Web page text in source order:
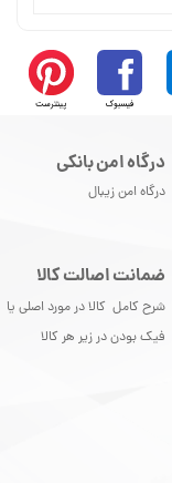
فیسبوک پینترست
درگاه امن بانکی
درگاه امن زیبال
ضمانت اصالت کالا
شرح کامل کالا در مورد اصلی یا
فیک بودن در زیر هر کالا